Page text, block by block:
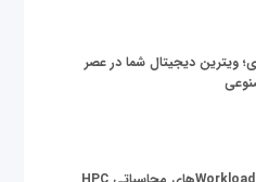
ویترین دیجیتال شما در عصر